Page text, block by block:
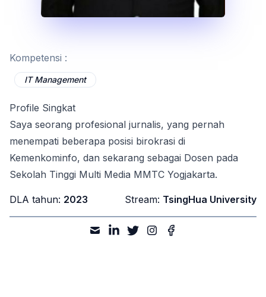
Kompetensi :
IT Management
Profile Singkat
Saya seorang profesional jurnalis, yang pernah
menempati beberapa posisi birokrasi di
Kemenkominfo, dan sekarang sebagai Dosen pada
Sekolah Tinggi Multi Media MMTC Yogjakarta.
DLA tahun: 2023 Stream: TsingHua University